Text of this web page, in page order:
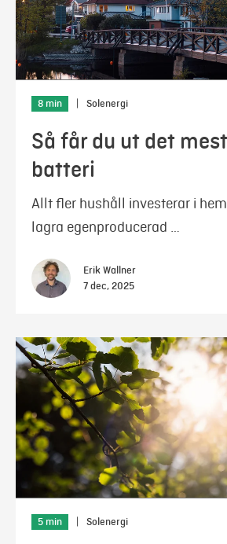
8 min Solenergi
Så får du ut det
batteri
Allt fler hushåll investerar i
lagra egenproducerad …
Erik Wallner
7 dec, 2025
5 min Solenergi